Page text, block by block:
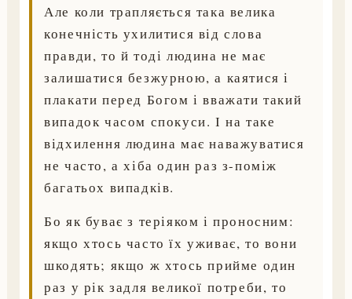
Але коли трапляється така велика
конечність ухилитися від слова
правди, то й тоді людина не має
залишатися безжурною, а каятися і
плакати перед Богом і вважати такий
випадок часом спокуси. І на таке
відхилення людина має наважуватися
не часто, а хіба один раз з-поміж
багатьох випадків.
Бо як буває з теріяком і проносним:
якщо хтось часто їх уживає, то вони
шкодять; якщо ж хтось прийме один
раз у рік задля великої потреби, то